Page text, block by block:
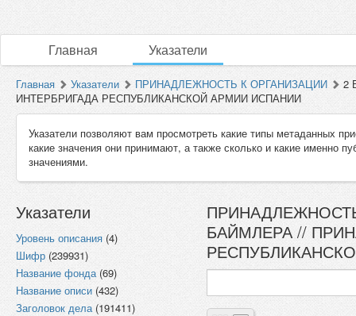
Главная Указатели
Главная Указатели ПРИНАДЛЕЖНОСТЬ К ОРГАНИЗАЦИИ
2
ИНТЕРБРИГАДА РЕСПУБЛИКАНСКОЙ АРМИИ ИСПАНИИ
Указатели позволяют вам просмотреть какие типы метаданных
какие значения они принимают, а также сколько и какие именно
значениями.
Указатели
Уровень описания (4)
Шифр (239931)
Название фонда(69)
Название описи (432)
Заголовок дела(191411)
БАЙМЛЕРА //